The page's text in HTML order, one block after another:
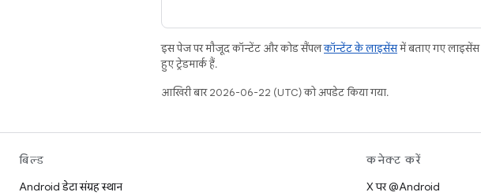
इस पेज पर मौजूद कॉन्टेंट और कोड सैंपलकॉन्टेंट के लाइसेंसमें बताए गए लाइसेंस
हुए ट्रेडमार्क हैं.
आखिरी बार 2026-06-22 (UTC) को अपडेट किया गया.
बिल्ड
Android डेटा संग्रह स्थान
कनेक्ट करें
X पर @Android